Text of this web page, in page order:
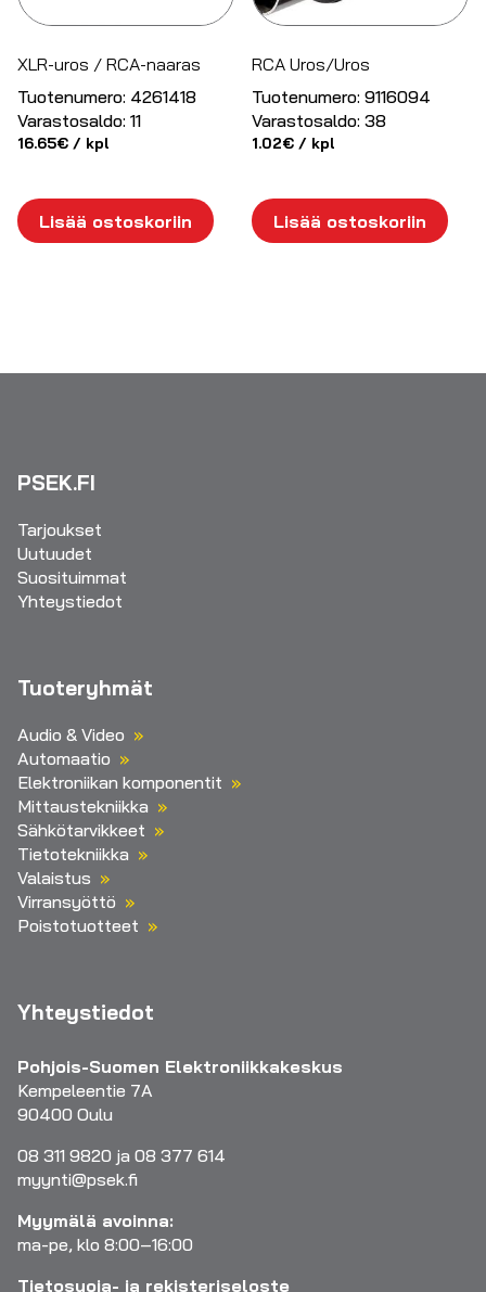
XLR-uros / RCA-naaras
Tuotenumero: 4261418
Varastosaldo: 11
16.65€ / kpl
Lisää ostoskoriin
RCA Uros/Uros
Tuotenumero: 9116094
Varastosaldo: 38
1.02€ / kpl
Lisää ostoskoriin
PSEK.FI
Tarjoukset
Uutuudet
Suosituimmat
Yhteystiedot
Tuoteryhmät
Audio & Video
Automaatio
Elektroniikan komponentit
Mittaustekniikka
Sähkötarvikkeet
Tietotekniikka
Valaistus
Virransyöttö
Poistotuotteet
Yhteystiedot
Pohjois-Suomen Elektroniikkakeskus
Kempeleentie 7A
90400 Oulu
08 311 9820 ja 08 377 614
myynti@psek.fi
Myymälä avoinna:
ma-pe, klo 8:00–16:00
Tietosuoja- ja rekisteriseloste